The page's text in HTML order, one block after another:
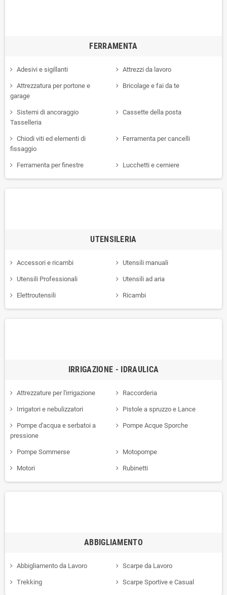
FERRAMENTA
Adesivi e sigillanti Attrezzi da lavoro
Attrezzatura per portone e
garage
Bricolage e fai da te
Sistemi di ancoraggio
Tasselleria
Cassette della posta
Chiodi viti ed elementi di
fissaggio
Ferramenta per cancelli
Ferramenta per finestre Lucchetti e cerniere
UTENSILERIA
Accessori e ricambi Utensili manuali
Utensili Professionali Utensili ad aria
Elettroutensili Ricambi
IRRIGAZIONE - IDRAULICA
Attrezzature per l'irrigazione Raccorderia
Irrigatori e nebulizzatori Pistole a spruzzo e Lance
Pompe d'acqua e serbatoi a
pressione
Pompe Acque Sporche
Pompe Sommerse Motopompe
Motori Rubinetti
ABBIGLIAMENTO
Abbigliamento da Lavoro Scarpe da Lavoro
Trekking Scarpe Sportive e Casual